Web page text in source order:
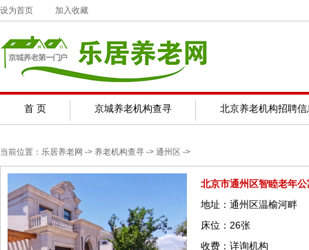
设为首页 加入收藏
首 页 京城养老机构查寻 北京养老机构招聘信
当前位置： 乐居养老网 -> 养老机构查寻 -> 通州区 ->
北京市通州区智睦老年公
地址：通州区温榆河畔
床位：26张
收费：详询机构